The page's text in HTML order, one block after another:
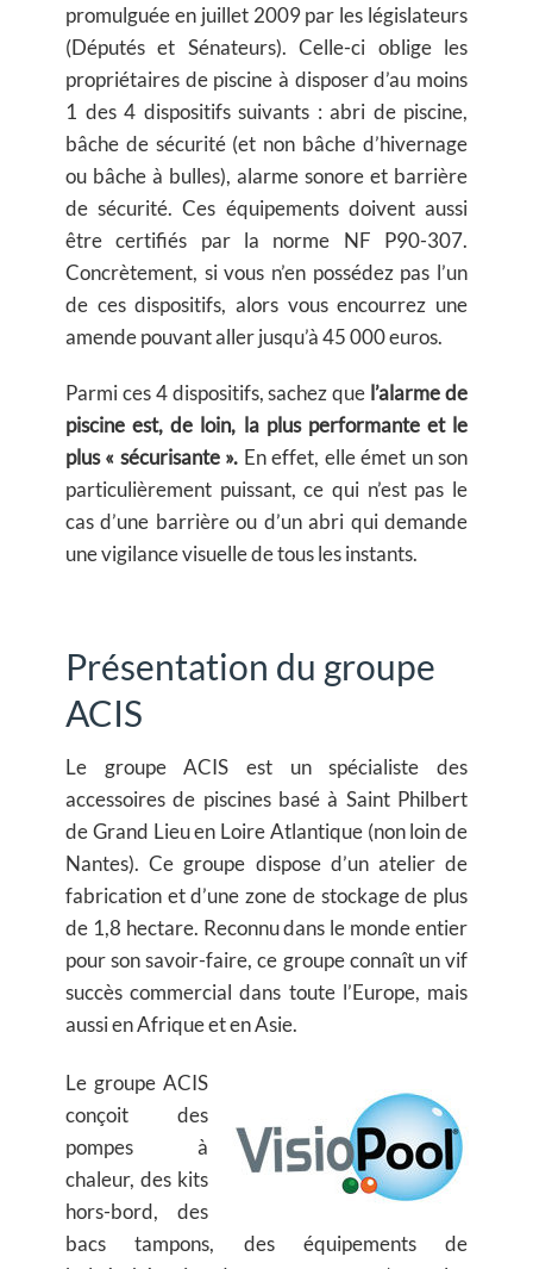
promulguée en juillet 2009 par les législateurs
(Députés et Sénateurs). Celle-ci oblige les
propriétaires de piscine à disposer d’au moins
1 des 4 dispositifs suivants : abri de piscine,
bâche de sécurité (et non bâche d’hivernage
ou bâche à bulles), alarme sonore et barrière
de sécurité. Ces équipements doivent aussi
être certifiés par la norme NF P90-307.
Concrètement, si vous n’en possédez pas l’un
de ces dispositifs, alors vous encourrez une
amende pouvant aller jusqu’à 45 000 euros.
Parmi ces 4 dispositifs, sachez que l’alarme de
piscine est, de loin, la plus performante et le
plus « sécurisante ». En effet, elle émet un son
particulièrement puissant, ce qui n’est pas le
cas d’une barrière ou d’un abri qui demande
une vigilance visuelle de tous les instants.
Présentation du groupe
ACIS
Le groupe ACIS est un spécialiste des
accessoires de piscines basé à Saint Philbert
de Grand Lieu en Loire Atlantique (non loin de
Nantes). Ce groupe dispose d’un atelier de
fabrication et d’une zone de stockage de plus
de 1,8 hectare. Reconnu dans le monde entier
pour son savoir-faire, ce groupe connaît un vif
succès commercial dans toute l’Europe, mais
aussi en Afrique et en Asie.
Le groupe ACIS
conçoit des
pompes à
chaleur, des kits
hors-bord, des
bacs tampons, des équipements de